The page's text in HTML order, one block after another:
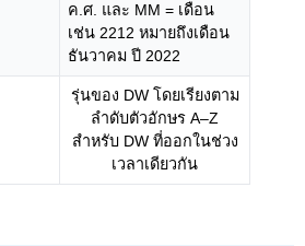
ค.ศ. และ MM = เดือน
เช่น 2212 หมายถึงเดือน
ธันวาคม ปี 2022
รุ่นของ DW โดยเรียงตาม
ลำดับตัวอักษร A–Z
สำหรับ DW ที่ออกในช่วง
เวลาเดียวกัน